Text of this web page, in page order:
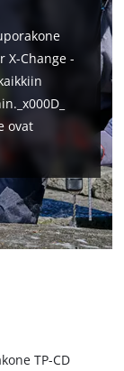
X-Change -
ovat
TP-CD